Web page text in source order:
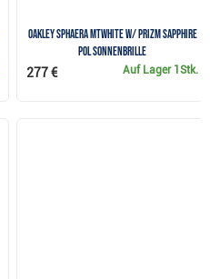
Oakley Sphaera MtWhite w/ Prizm Sapphire
Pol Sonnenbrille
Auf Lager 1Stk.
277 €